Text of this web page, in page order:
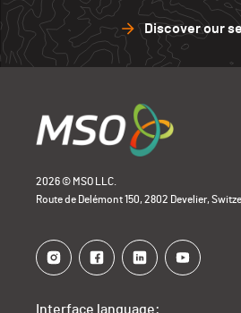
Discover our
2026 © MSO LLC.
Route de Delémont 150, 2802 Develier,
Interface language: